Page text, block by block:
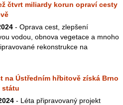
čtvrt miliardy korun opraví cesty
- Oprava cest, zlepšení
vodou, obnova vegetace a mnoho
rekonstrukce na
na Ústředním hřbitově získá Brno
státu
- Léta připravovaný projekt